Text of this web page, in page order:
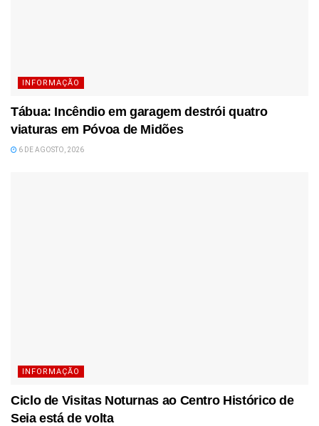
INFORMAÇÃO
Tábua: Incêndio em garagem destrói quatro
viaturas em Póvoa de Midões
6 DE AGOSTO, 2026
INFORMAÇÃO
Ciclo de Visitas Noturnas ao Centro Histórico de
Seia está de volta